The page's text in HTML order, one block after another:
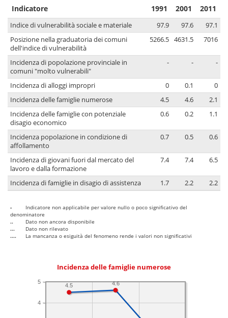
Indicatore 1991 2001 2011
Indice di vulnerabilità sociale e materiale 97.9 97.6
97.1
Posizione nella graduatoria dei comuni
dell'indice di vulnerabilità
5266.5 4631.5 7016
Incidenza di popolazione provinciale in
comuni "molto vulnerabili"
- - -
Incidenza di alloggi impropri 0 0.1
0
Incidenza delle famiglie numerose
4.5 4.6
2.1
Incidenza delle famiglie con potenziale
disagio economico
0.6 0.2 1.1
Incidenza popolazione in condizione di
affollamento
0.7 0.5 0.6
Incidenza di giovani fuori dal mercato del
lavoro e dalla formazione
7.4 7.4 6.5
Incidenza di famiglie in disagio di assistenza 1.7 2.2 2.2
-
Indicatore non applicabile per valore nullo o poco significativo del
denominatore
..
Dato non ancora disponibile
...
Dato non rilevato
....
La mancanza o esiguità del fenomeno rende i valori non significativi
Incidenza delle famiglie numerose
4
5 4.6
4.5